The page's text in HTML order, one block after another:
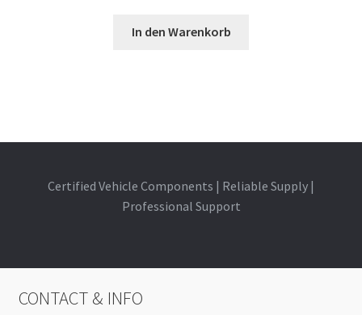
In den Warenkorb
Certified Vehicle Components | Reliable Supply |
Professional Support
CONTACT & INFO